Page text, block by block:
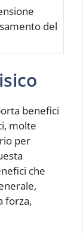
del
benefici
molte
per
che
forza,